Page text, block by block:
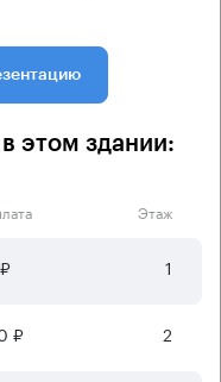
этом здании:
Этаж
1
₽ 2